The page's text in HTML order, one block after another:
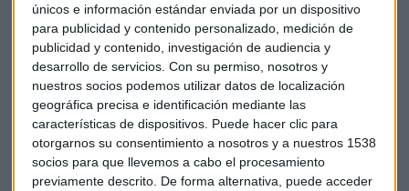
únicos e información estándar enviada por un dispositivo
para publicidad y contenido personalizado, medición de
publicidad y contenido, investigación de audiencia y
desarrollo de servicios. Con su permiso, nosotros y
nuestros socios podemos utilizar datos de localización
geográfica precisa e identificación mediante las
características de dispositivos. Puede hacer clic para
otorgarnos su consentimiento a nosotros y a nuestros 1538
socios para que llevemos a cabo el procesamiento
previamente descrito. De forma alternativa, puede acceder
Una de las preocupaciones del gobierno se basa en el uso de
equipos de telecomunicaciones chinos en países que
albergan bases militares de Estados Unidos, como
Alemania, Italia y Japón, agrega el informe.
"Huawei está sorprendida por los comportamientos del
Gobierno de los Estados Unidos detallados en el artículo. Si
el comportamiento de un gobierno se extiende más allá de